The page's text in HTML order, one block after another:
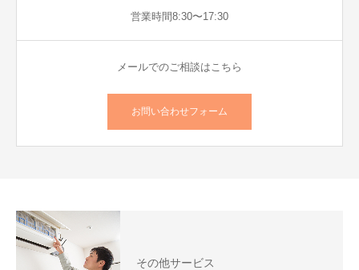
営業時間8:30〜17:30
メールでのご相談はこちら
お問い合わせフォーム
その他サービス